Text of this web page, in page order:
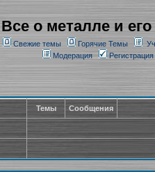
Все о металле и его
Свежие темы Горячие Темы
Модерация
Регистрация
Темы Сообщения